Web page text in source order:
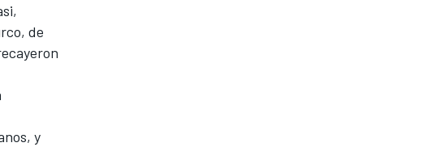
,
de
y